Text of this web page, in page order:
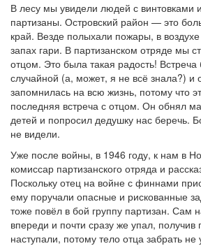
В лесу мы увидели людей с винтовками
партизаны. Островский район — это
край. Везде полыхали пожары, в
запах гари. В партизанском отряде мы
отцом. Это была такая радость!
случайной (а, может, я не всё знала?) и
запомнилась на всю жизнь, потому что
последняя встреча с отцом. Он обнял
детей и попросил дедушку нас беречь.
не видели.
Уже после войны, в 1946 году, к нам в
комиссар партизанского отряда и
Поскольку отец на войне с финнами
ему поручали опасные и рискованные
тоже повёл в бой группу партизан. Сам
впереди и почти сразу же упал,
наступали, потому тело отца забрать не